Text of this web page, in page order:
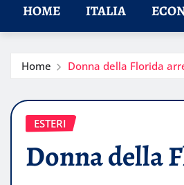
HOME ITALIA
Home Donna della Florida
ESTERI
Donna della